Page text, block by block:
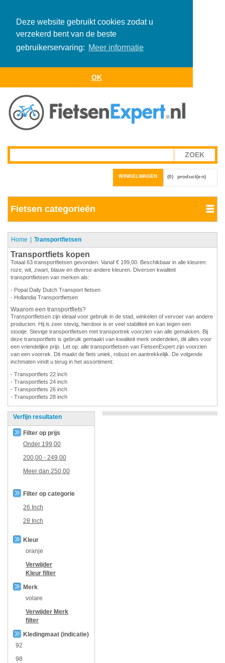
Deze website gebruikt cookies zodat u
verzekerd bent van de beste
gebruikerservaring: Meer informatie
OK
WINKELWAGEN (0) product(en)
Fietsen categorieën
Home Transportfietsen
Transportfiets kopen
Totaal 63 transportfietsen gevonden. Vanaf € 199,00. Beschikbaar in alle kleuren:
roze, wit, zwart, blauw en diverse andere kleuren. Diversen kwaliteit
transportfietsen van merken als:
- Popal Daily Dutch Transport fietsen
- Hollandia Transportfietsen
Waarom een transportfiets?
Transportfietsen zijn ideaal voor gebruik in de stad, winkelen of vervoer van andere
producten. Hij is zeer stevig, hierdoor is er veel stabiliteit en kan tegen een
stootje. Stevige transportfietsen met transportrek voorzien van alle gemakken. Bij
deze transportfiets is gebruik gemaakt van kwaliteit merk onderdelen, dit alles voor
een vriendelijke prijs. Let op: alle transportfietsen van FietsenExpert zijn voorzien
van een voorrek. Dit maakt de fiets uniek, robust en aantrekkelijk. De volgende
inchmaten vindt u terug in het assortiment:
- Transportfiets 22 inch
- Transportfiets 24 inch
- Transportfiets 26 inch
- Transportfiets 28 inch
Verfijn resultaten
Filter op prijs
Onder 199,00
200,00 - 249,00
Meer dan 250,00
Filter op categorie
26 Inch
28 Inch
Kleur
oranje
Verwijder
Kleur filter
Merk
volare
Verwijder Merk
filter
Kledingmaat (indicatie)
92
98